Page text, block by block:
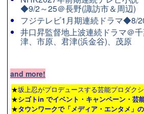
◆9/2～25＠長野(諏訪市＆周辺)
フジテレビ1月期連続ドラマ◆8/
井口昇監督地上波連続ドラマ＠
津、市原、君津(浜金谷)、茂原
and more!
★坂上忍がプロデュースする芸能プロダク
★シゴトin でイベント・キャンペーン・芸
★タウンワークで「メディア・エンタメ」